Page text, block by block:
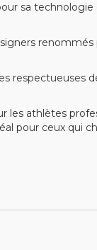
sa
respectueuses
athlètes
pour ceux qui